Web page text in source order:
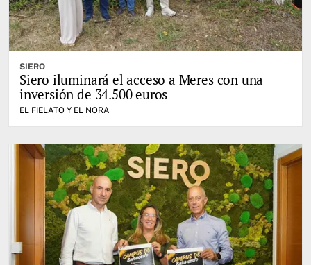
SIERO
Siero iluminará el acceso a Meres con una
inversión de 34.500 euros
EL FIELATO Y EL NORA